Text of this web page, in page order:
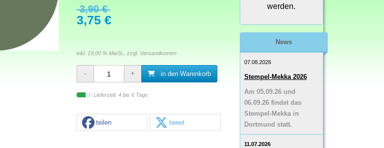
3,90 €
3,75 €
inkl. 19,00 % MwSt., zzgl. Versandkosten
in den Warenkorb
Lieferzeit: 4 bis 6 Tage
teilen tweet
werden.
News
07.08.2026
Stempel-Mekka 2026
Am 05.09.26 und
06.09.26 findet das
Stempel-Mekka in
Dortmund statt.
11.07.2026